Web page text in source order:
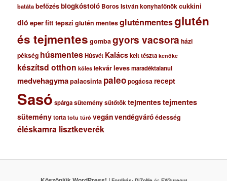
batáta befőzésblogkóstoló Boros István konyhafőnökcukkini
dió eperfitt tepszi glutén mentesgluténmentesglutén
és tejmentes gombagyors vacsora házi
pékség húsmentesHúsvét Kalácskelt tészta kenőke
készítsd otthon köles lekvárlevesmaradéktalanul
medvehagymapalacsinta paleopogácsarecept
Sasó spárgasüteménysütőtöktejmentestejmentes
süteménytorta totu túró vegánvendégváróédesség
éléskamra lisztkeverék